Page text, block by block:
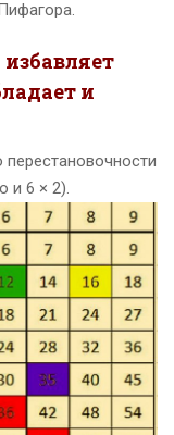
и
и 6 × 2).